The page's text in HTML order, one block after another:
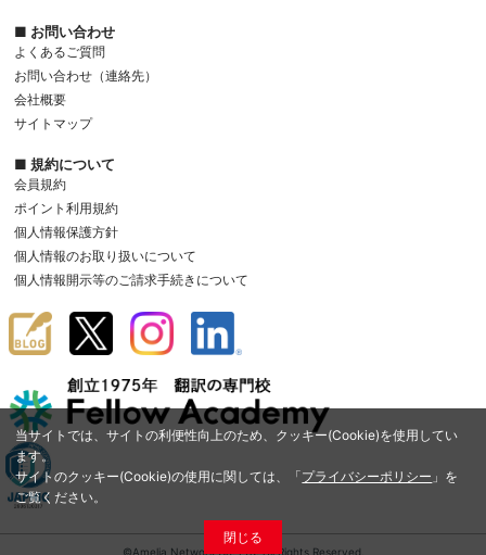
当サイトでは、サイトの利便性向上のため、クッキー(Cookie)を使用してい
ます。
サイトのクッキー(Cookie)の使用に関しては、「プライバシーポリシー 」を
ご覧ください。
閉じる
■ お問い合わせ
よくあるご質問
お問い合わせ（連絡先）
会社概要
サイトマップ
■ 規約について
会員規約
ポイント利用規約
個人情報保護方針
個人情報のお取り扱いについて
個人情報開示等のご請求手続きについて
©Amelia Network Co.,Ltd. All Rights Reserved.